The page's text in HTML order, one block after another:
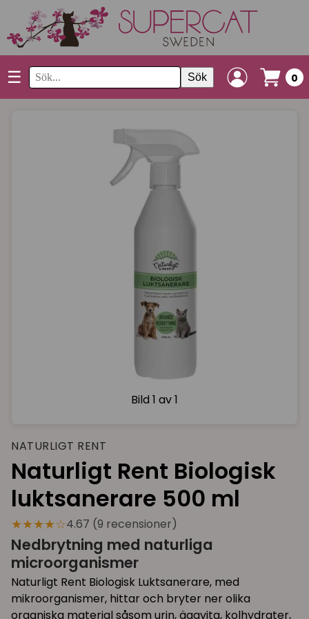
☰ Sök 0
Bild 1 av 1
NATURLIGT RENT
Naturligt Rent Biologisk
luktsanerare 500 ml
★★★★☆4.67 (9 recensioner)
Nedbrytning med naturliga
microorganismer
Naturligt Rent Biologisk Luktsanerare, med
mikroorganismer, hittar och bryter ner olika
organiska material såsom urin, äggvita, kolhydrater,